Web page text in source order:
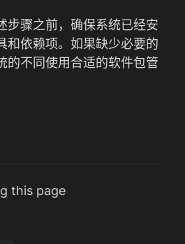
步骤之前，确保系统已经安
和依赖项。如果缺少必要的
的不同使用合适的软件包管
this page